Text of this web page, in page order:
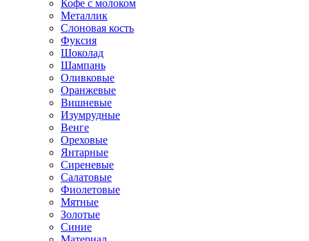
Кофе с молоком
Металлик
Слоновая кость
Фуксия
Шоколад
Шампань
Оливковые
Оранжевые
Вишневые
Изумрудные
Венге
Ореховые
Янтарные
Сиреневые
Салатовые
Фиолетовые
Мятные
Золотые
Синие